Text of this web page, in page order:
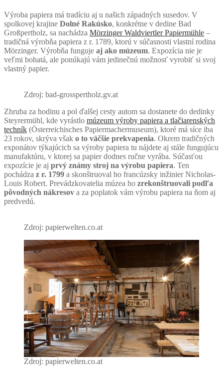
Výroba papiera má tradíciu aj u našich západných susedov. V
spolkovej krajine Dolné Rakúsko, konkrétne v dedine Bad
Großpertholz, sa nachádza Mörzinger Waldviertler Papiermühle –
tradičná výrobňa papiera z r. 1789, ktorú v súčasnosti vlastní rodina
Mörzinger. Výrobňa funguje aj ako múzeum. Expozícia nie je
veľmi bohatá, ale ponúkajú vám jedinečnú možnosť vyrobiť si svoj
vlastný papier.
Zdroj: bad-grosspertholz.gv.at
Zhruba za hodinu a pol ďalšej cesty autom sa dostanete do dedinky
Steyrermühl, kde vyrástlo múzeum výroby papiera a tlačiarenských
techník (Österreichisches Papiermachermuseum), ktoré má síce iba
23 rokov, skrýva však o to väčšie prekvapenia. Okrem tradičných
exponátov týkajúcich sa výroby papiera tu nájdete aj stále fungujúcu
manufaktúru, v ktorej sa papier dodnes ručne vyrába. Súčasťou
expozície je aj prvý známy stroj na výrobu papiera. Ten
pochádza z r. 1799 a skonštruoval ho francúzsky inžinier Nicholas-
Louis Robert. Prevádzkovatelia múzea ho zrekonštruovali podľa
pôvodných nákresov a za poplatok vám výrobu papiera na ňom aj
predvedú.
Zdroj: papierwelten.co.at
Zdroj: papierwelten.co.at